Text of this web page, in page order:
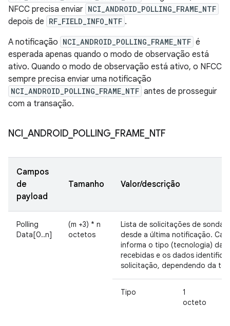
NFCC precisa enviar NCI_ANDROID_POLLING_FRAME_NTF
depois de RF_FIELD_INFO_NTF .
A notificação NCI_ANDROID_POLLING_FRAME_NTF é
esperada apenas quando o modo de observação está
ativo. Quando o modo de observação está ativo, o NFCC
sempre precisa enviar uma notificação
NCI_ANDROID_POLLING_FRAME_NTF antes de prosseguir
com a transação.
NCI ANDROID POLLING FRAME NTF
Campos
de
payload
Tamanho Valor/descrição
Polling
Data[0..n]
(m +3) * n
octetos
Lista de solicitações de
desde a última notificação.
informa o tipo (tecnologia) das
recebidas e os dados
solicitação, dependendo da
Tipo
1
octeto